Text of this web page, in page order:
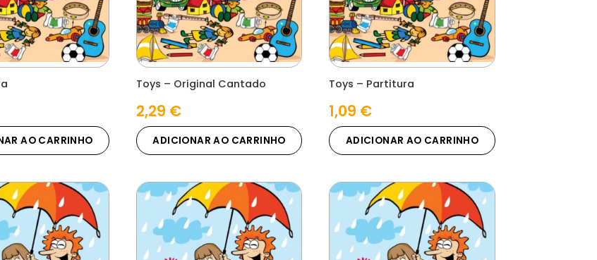
AO CARRINHO
Toys – Original Cantado
2,29 €
ADICIONAR AO CARRINHO
Toys – Partitura
1,09 €
ADICIONAR AO CARRINHO